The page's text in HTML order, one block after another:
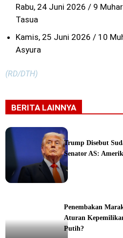
Rabu, 24 Juni 2026 / 9
Tasua
Kamis, 25 Juni 2026 / 10
Asyura
(RD/DTH)
BERITA LAINNYA
Trump Disebut
Senator AS:
Penembakan
Aturan
Putih?